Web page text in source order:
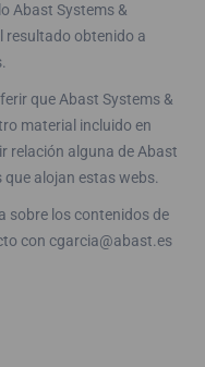
Abast Systems &
resultado obtenido a
que Abast Systems &
material incluido en
relación alguna de Abast
alojan estas webs.
sobre los contenidos de
con cgarcia@abast.es